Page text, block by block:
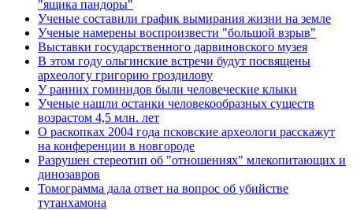
"ящика пандоры"
Ученые составили график вымирания жизни на земле
Ученые намерены воспроизвести "большой взрыв"
Выставки государственного дарвиновского музея
В этом году ольгинские встречи будут посвящены
археологу григорию гроздилову
У ранних гоминидов были человеческие клыки
Ученые нашли останки человекообразных существ
возрастом 4,5 млн. лет
О раскопках 2004 года псковские археологи расскажут
на конференции в новгороде
Разрушен стереотип об "отношениях" млекопитающих и
динозавров
Томограмма дала ответ на вопрос об убийстве
тутанхамона